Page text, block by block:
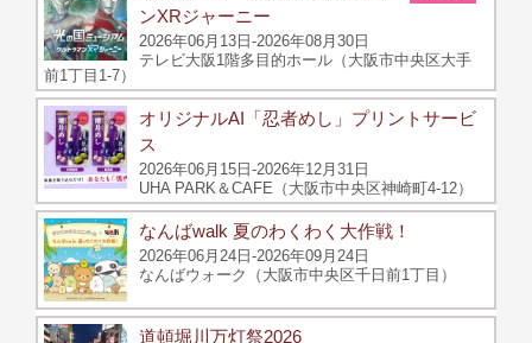
ンXRジャーニー
2026年06月13日-2026年08月30日
テレビ大阪1階多目的ホール（大阪市中央区大手
前1丁目1‐7）
オリジナルAI「忍者めし」プリントサービ
ス
2026年06月15日-2026年12月31日
UHA PARK＆CAFE（大阪市中央区神崎町4-12）
なんばwalk 夏のわくわく大作戦！
2026年06月24日-2026年09月24日
なんばウォーク（大阪市中央区千日前1丁目）
道頓堀川万灯祭2026